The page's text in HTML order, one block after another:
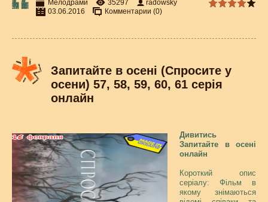
Мелодрами 35297
radowsky
03.06.2016
Комментарии (0)
Запитайте в осені (Спросите у
осени) 57, 58, 59, 60, 61 серія
онлайн
Дивитись
Запитайте в осені
онлайн
Короткий опис
серіалу: Фільм в
якому знімаються